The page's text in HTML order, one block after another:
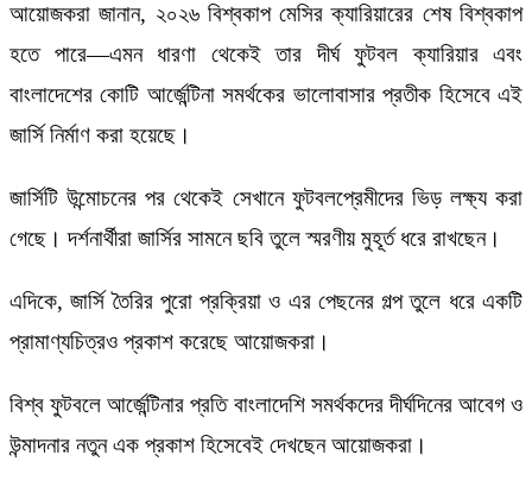
আয়োজকরা জানান, ২০২৬ বিশ্বকাপ মেসির ক্যারিয়ারের শেষ বিশ্বকাপ
হতে পারে—এমন ধারণা থেকেই তার দীর্ঘ ফুটবল ক্যারিয়ার এবং
বাংলাদেশের কোটি আর্জেন্টিনা সমর্থকের ভালোবাসার প্রতীক হিসেবে এই
জার্সি নির্মাণ করা হয়েছে।
জার্সিটি উন্মোচনের পর থেকেই সেখানে ফুটবলপ্রেমীদের ভিড় লক্ষ্য করা
গেছে। দর্শনার্থীরা জার্সির সামনে ছবি তুলে স্মরণীয় মুহূর্ত ধরে রাখছেন।
এদিকে, জার্সি তৈরির পুরো প্রক্রিয়া ও এর পেছনের গল্প তুলে ধরে একটি
প্রামাণ্যচিত্রও প্রকাশ করেছে আয়োজকরা।
বিশ্ব ফুটবলে আর্জেন্টিনার প্রতি বাংলাদেশি সমর্থকদের দীর্ঘদিনের আবেগ ও
উন্মাদনার নতুন এক প্রকাশ হিসেবেই দেখছেন আয়োজকরা।